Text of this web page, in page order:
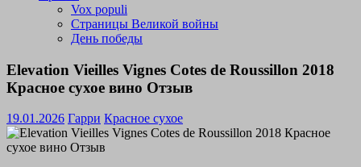
Vox populi
Страницы Великой войны
День победы
Elevation Vieilles Vignes Cotes de Roussillon 2018
Красное сухое вино Отзыв
19.01.2026 Гарри Красное сухое